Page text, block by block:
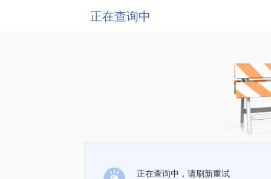
正在查询中
正在查询中，请刷新重试